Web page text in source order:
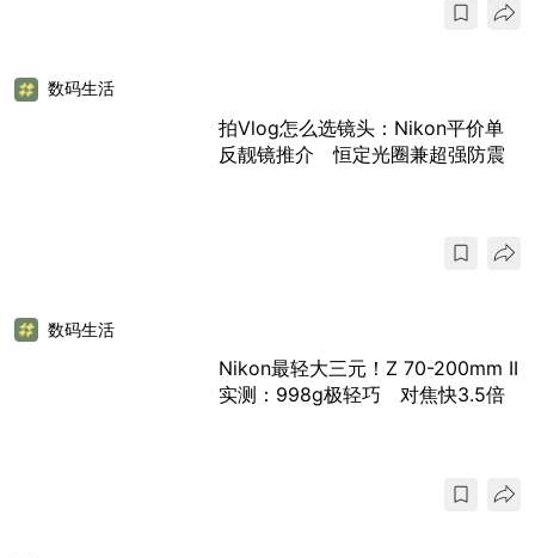
数码生活
拍Vlog怎么选镜头：Nikon平价单
反靓镜推介 恒定光圈兼超强防震
数码生活
Nikon最轻大三元！Z 70-200mm II
实测：998g极轻巧 对焦快3.5倍